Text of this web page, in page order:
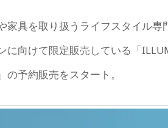
家具を取り扱うライフスタイル
に向けて限定販売している「
の予約販売をスタート。